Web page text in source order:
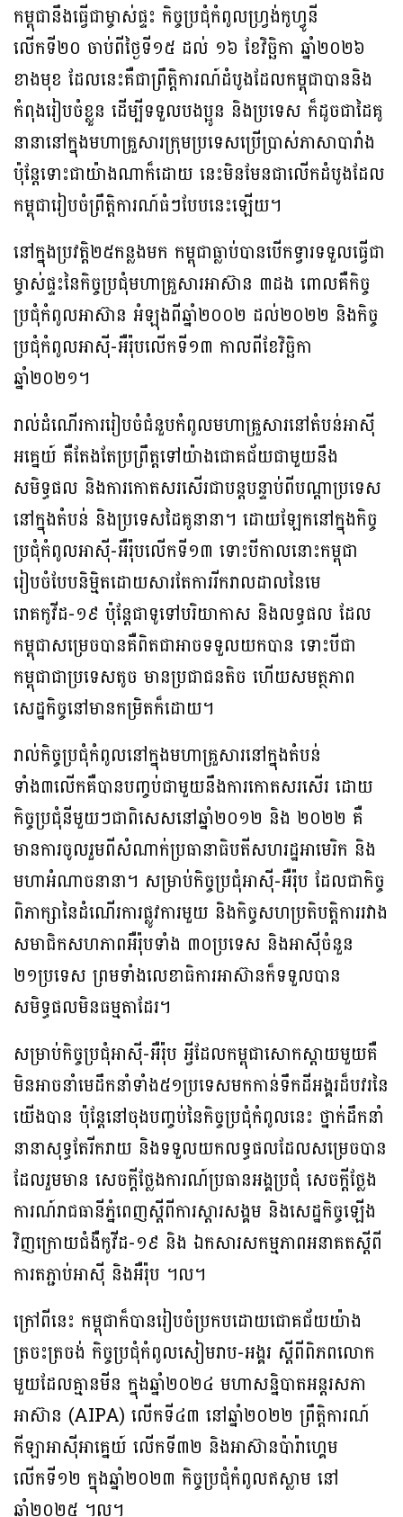
កម្ពុជានឹងធ្វើជាម្ចាស់ផ្ទះ កិច្ចប្រជុំកំពូលហ្វ្រង់កូហ្វូនី
លើកទី២០ ចាប់ពីថ្ងៃទី១៥ ដល់ ១៦ ខែវិចិ្ឆកា ឆ្នាំ២០២៦
ខាងមុខ ដែលនេះគឺជាព្រឹត្តិការណ៍ដំបូងដែលកម្ពុជាបាននិង
កំពុងរៀបចំខ្លួន ដើម្បីទទួលបងប្អូន និងប្រទេស ក៏ដូចជាដៃគូ
នានានៅក្នុងមហាគ្រួសារក្រុមប្រទេសប្រើប្រាស់ភាសាបារាំង
ប៉ុន្តែទោះជាយ៉ាងណាក៏ដោយ នេះមិនមែនជាលើកដំបូងដែល
កម្ពុជារៀបចំព្រឹត្តិការណ៍ធំៗបែបនេះឡើយ។​
នៅក្នុងប្រវត្តិ២៥កន្លងមក កម្ពុជាធ្លាប់បានបើកទ្វារទទួលធ្វើជា
ម្ចាស់ផ្ទះនៃកិច្ចប្រជុំមហាគ្រួសារអាស៊ាន ៣ដង ពោលគឺកិច្ច
ប្រជុំកំពូលអាស៊ាន អំឡុងពីឆ្នាំ២០០២ ដល់២០២២ និងកិច្ច
ប្រជុំកំពូលអាស៊ី-អឺរ៉ុបលើកទី១៣ កាលពីខែវិច្ឆិកា
ឆ្នាំ២០២១។
រាល់ដំណើរការរៀបចំជំនួបកំពូលមហាគ្រួសារនៅតំបន់អាស៊ី
អគ្នេយ៍ គឺតែងតែប្រព្រឹត្តទៅយ៉ាងជោគជ័យជាមួយនឹង
សមិទ្ធផល និងការកោតសរសើរជាបន្តបន្ទាប់ពីបណ្តាប្រទេស
នៅក្នុងតំបន់ និងប្រទេសដៃគូនានា។ ដោយឡែកនៅក្នុងកិច្ច
ប្រជុំកំពូលអាស៊ី-អឺរ៉ុបលើកទី១៣ ទោះបីកាលនោះកម្ពុជា
រៀបចំបែបនិម្មិតដោយសារតែការរីករាលដាលនៃមេ
រោគកូវីដ-១៩ ប៉ុន្តែជាទូទៅបរិយាកាស និងលទ្ធផល ដែល
កម្ពុជាសម្រេចបានគឺពិតជាអាចទទួលយកបាន ទោះបីជា
កម្ពុជាជាប្រទេសតូច មានប្រជាជនតិច ហើយសមត្ថភាព
សេដ្ឋកិច្ចនៅមានកម្រិតក៏ដោយ។
រាល់កិច្ចប្រជុំកំពូលនៅក្នុងមហាគ្រួសារនៅក្នុងតំបន់
ទាំង៣លើកគឺបានបញ្ចប់ជាមួយនឹងការកោតសរសើរ ដោយ
កិច្ចប្រជុំនីមួយៗជាពិសេសនៅឆ្នាំ២០១២ និង ២០២២ គឺ
មានការចូលរួមពីសំណាក់ប្រធានាធិបតីសហរដ្ឋអាមេរិក និង
មហាអំណាចនានា។ សម្រាប់កិច្ចប្រជុំ​អាស៊ី-អឺរ៉ុប ដែលជា​កិច្ច
ពិភាក្សា​នៃ​ដំណើរការ​ផ្លូវការ​មួយ និង​កិច្ចសហប្រតិបត្តិការ​រ​វាង​
សមាជិក​សហភាព​អឺរ៉ុប​ទាំង ៣០ប្រទេស និង​អាស៊ី​ចំនួន
២១ប្រទេស ព្រមទាំង​លេខាធិការ​អាស៊ាន​ក៏ទទួលបាន
សមិទ្ធផលមិនធម្មតាដែរ។​
សម្រាប់កិច្ចប្រជុំ​អាស៊ី-អឺរ៉ុប អ្វីដែលកម្ពុជាសោកស្តាយមួយគឺ
មិនអាចនាំមេដឹកនាំទាំង៥១ប្រទេសមកកាន់ទឹកដីអង្គរដ៏បវរនៃ
យើងបាន ប៉ុន្តែនៅចុងបញ្ចប់នៃកិច្ចប្រជុំកំពូលនេះ ថ្នាក់ដឹកនាំ
នានាសុទ្ធតែរីករាយ និងទទួលយកលទ្ធផលដែលសម្រេចបាន
ដែលរួមមាន សេចក្តីថ្លែងការណ៍ប្រធានអង្គប្រជុំ សេចក្តីថ្លែង
ការណ៍រាជធានីភ្នំពេញស្តីពីការស្តារសង្គម និងសេដ្ឋកិច្ចឡើង
វិញក្រោយជំងឺកូវីដ-១៩ និង ឯកសារសកម្មភាព​អនាគតស្តីពី
ការតភ្ជាប់អាស៊ី និងអឺរ៉ុប ។ល។
ក្រៅពីនេះ កម្ពុជាក៏បានរៀបចំប្រកបដោយជោគជ័យយ៉ាង
ត្រចះត្រចង់ កិច្ចប្រជុំកំពូលសៀមរាប-អង្គរ ស្តីពីពិភពលោក
មួយដែលគ្មានមីន ក្នុងឆ្នាំ២០២៤ មហាសន្និបាតអន្តរសភា
អាស៊ាន (AIPA) លើកទី៤៣ នៅឆ្នាំ២០២២ ព្រឹត្តិការណ៍
កីឡាអាស៊ីអាគ្នេយ៍ លើកទី៣២ និងអាស៊ានប៉ារ៉ាហ្គេម
លើកទី១២ ក្នុងឆ្នាំ២០២៣ កិច្ចប្រជុំកំពូលឥស្លាម នៅ